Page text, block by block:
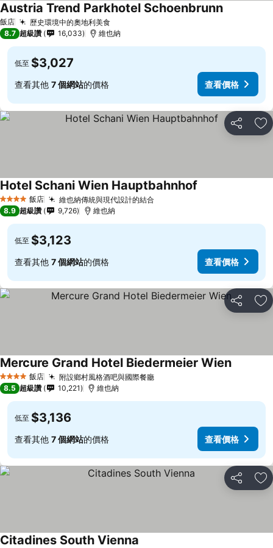
飯店 歷史環境中的奧地利美食
Austria Trend Parkhotel Schoenbrunn
8.7 超級讚 16,033 維也納
低至 $3,027
查看其他 7 個網站的價格 查看價格
分享 加
4 星級 飯店 維也納傳統與現代設計的結合
Hotel Schani Wien Hauptbahnhof
8.9 超級讚 9,726 維也納
低至 $3,123
查看其他 7 個網站的價格 查看價格
分享 加
4 星級 飯店 附設鄉村風格酒吧與國際餐廳
Mercure Grand Hotel Biedermeier Wien
8.5 超級讚 10,221 維也納
低至 $3,136
查看其他 7 個網站的價格 查看價格
分享 加
Citadines South Vienna